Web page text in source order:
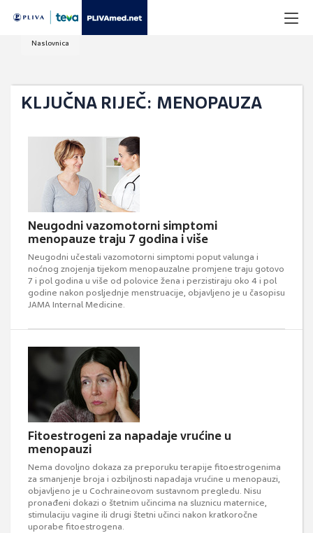
Naslovnica
KLJUČNA RIJEČ: MENOPAUZA
Neugodni vazomotorni simptomi
menopauze traju 7 godina i više
Neugodni učestali vazomotorni simptomi poput valunga i
noćnog znojenja tijekom menopauzalne promjene traju gotovo
7 i pol godina u više od polovice žena i perzistiraju oko 4 i pol
godine nakon posljednje menstruacije, objavljeno je u časopisu
JAMA Internal Medicine.
Fitoestrogeni za napadaje vrućine u
menopauzi
Nema dovoljno dokaza za preporuku terapije fitoestrogenima
za smanjenje broja i ozbiljnosti napadaja vrućine u menopauzi,
objavljeno je u Cochraineovom sustavnom pregledu. Nisu
pronađeni dokazi o štetnim učincima na sluznicu maternice,
stimulaciju vagine ili drugi štetni učinci nakon kratkoročne
uporabe fitoestrogena.